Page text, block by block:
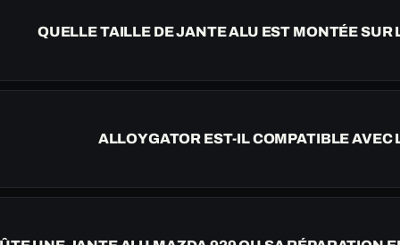
QUELLE TAILLE DE JANTE ALU EST MONTÉE SUR
ALLOYGATOR EST-IL COMPATIBLE AVEC